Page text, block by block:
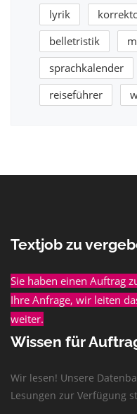
lyrik
belletristik
sprachkalender
reiseführer
Textjob zu
Sie haben einen Auftrag
Ihre Anfrage, wir leiten
weiter.
Wissen für
Wir lesen! Unsere
Lesungen zur Verfügung